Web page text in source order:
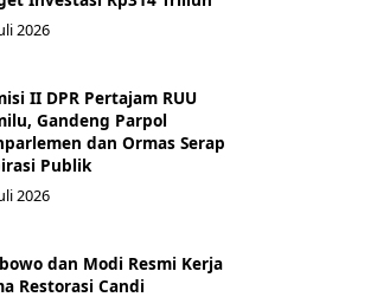
2026
II DPR Pertajam RUU
Gandeng Parpol
dan Ormas Serap
Publik
2026
dan Modi Resmi Kerja
Restorasi Candi